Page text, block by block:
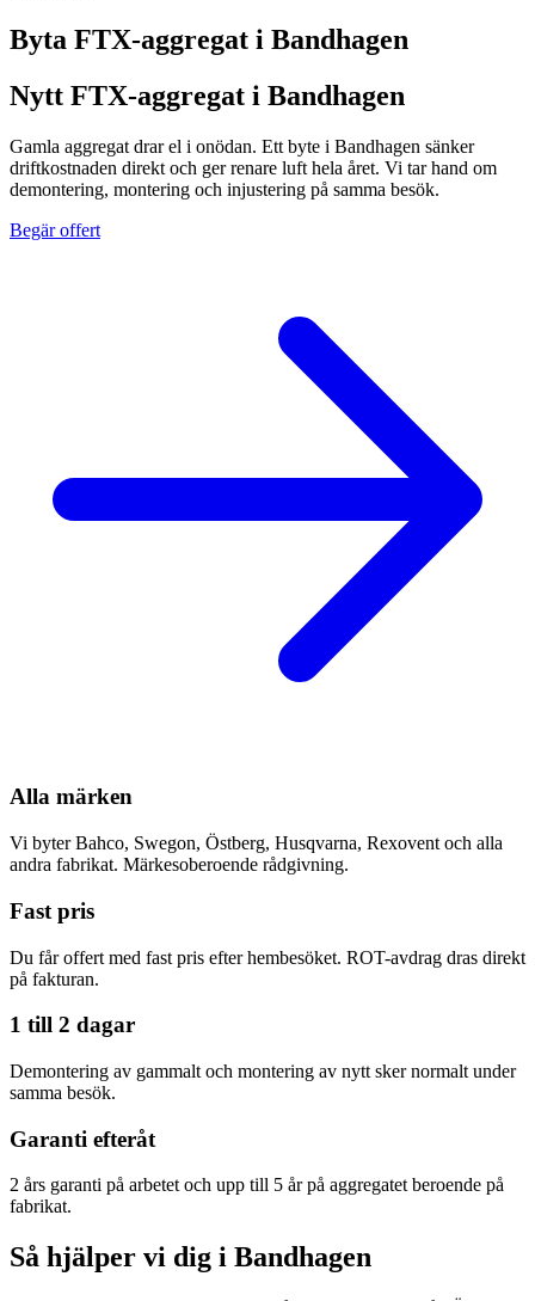
Byta FTX-aggregat i Bandhagen
Nytt FTX-aggregat i Bandhagen
Gamla aggregat drar el i onödan. Ett byte i Bandhagen sänker
driftkostnaden direkt och ger renare luft hela året. Vi tar hand om
demontering, montering och injustering på samma besök.
Begär offert
Alla märken
Vi byter Bahco, Swegon, Östberg, Husqvarna, Rexovent och alla
andra fabrikat. Märkesoberoende rådgivning.
Fast pris
Du får offert med fast pris efter hembesöket. ROT-avdrag dras direkt
på fakturan.
1 till 2 dagar
Demontering av gammalt och montering av nytt sker normalt under
samma besök.
Garanti efteråt
2 års garanti på arbetet och upp till 5 år på aggregatet beroende på
fabrikat.
Så hjälper vi dig i Bandhagen